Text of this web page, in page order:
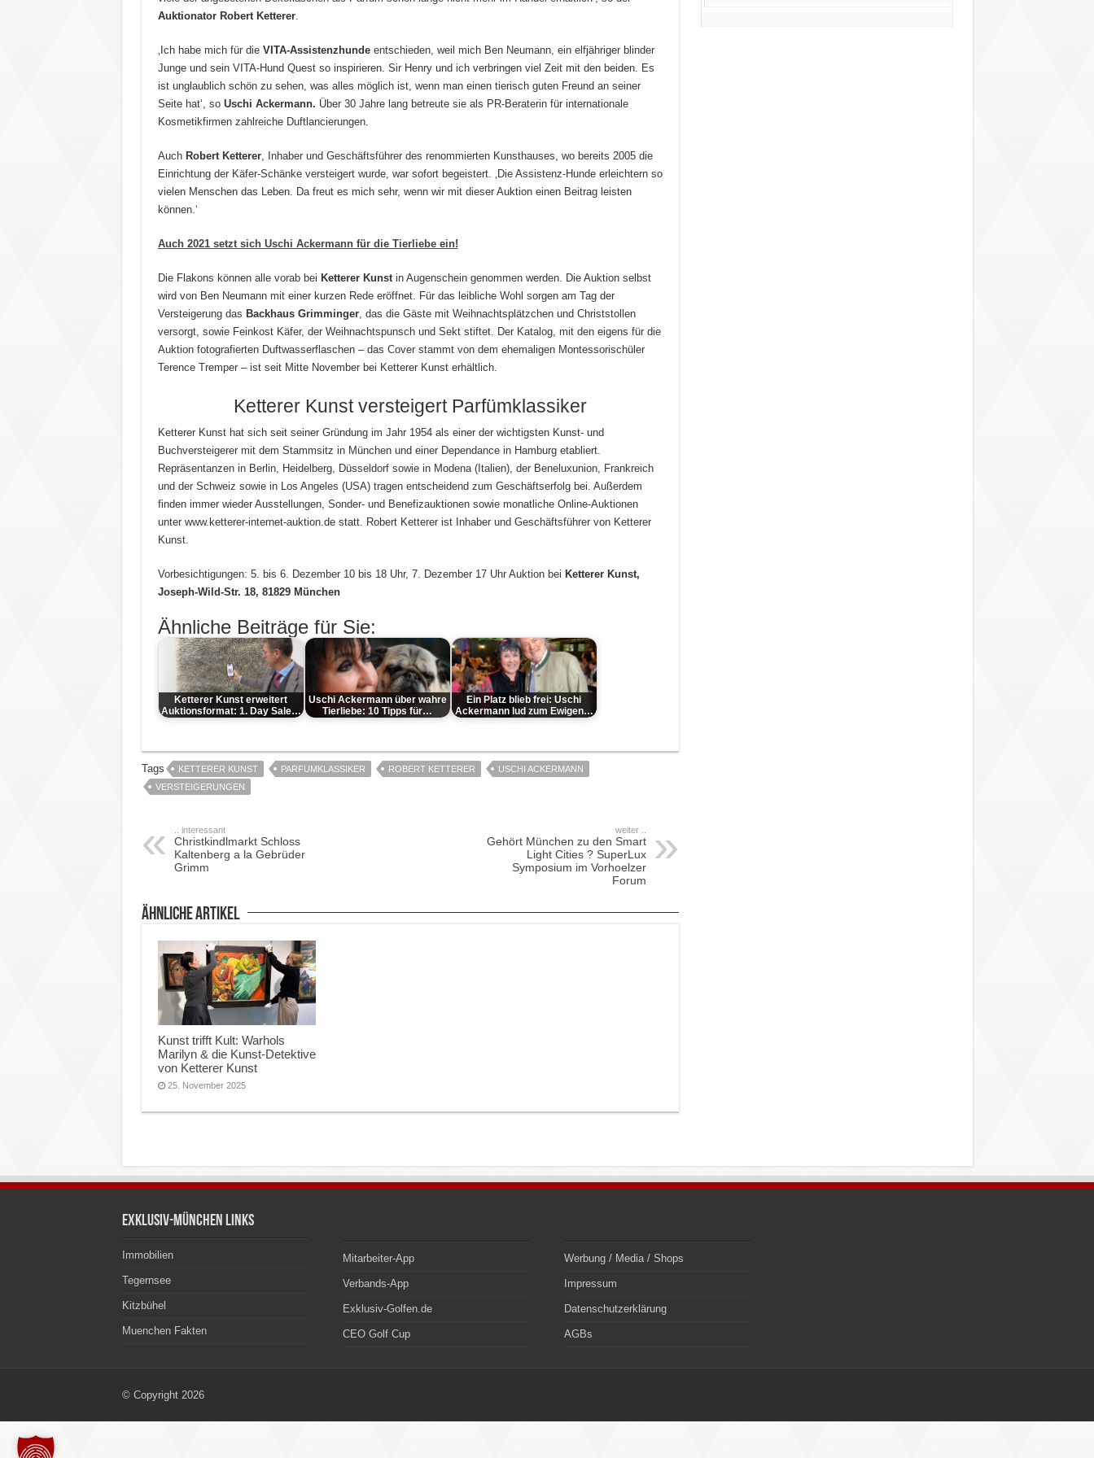
Auktionator Robert Ketterer.
‚Ich habe mich für die VITA-Assistenzhundeentschieden, weil mich Ben Neumann, ein elfjähriger blinder
Junge und sein VITA-Hund Quest so inspirieren. Sir Henry und ich verbringen viel Zeit mit den beiden. Es
ist unglaublich schön zu sehen, was alles möglich ist, wenn man einen tierisch guten Freund an seiner
Seite hat‘, so Uschi Ackermann. Über 30 Jahre lang betreute sie als PR-Beraterin für internationale
Kosmetikfirmen zahlreiche Duftlancierungen.
Auch Robert Ketterer, Inhaber und Geschäftsführer des renommierten Kunsthauses, wo bereits 2005 die
Einrichtung der Käfer-Schänke versteigert wurde, war sofort begeistert. ‚Die Assistenz-Hunde erleichtern so
vielen Menschen das Leben. Da freut es mich sehr, wenn wir mit dieser Auktion einen Beitrag leisten
können.‘
Auch 2021 setzt sich Uschi Ackermann für die Tierliebe ein!
Die Flakons können alle vorab bei Ketterer Kunstin Augenschein genommen werden. Die Auktion selbst
wird von Ben Neumann mit einer kurzen Rede eröffnet. Für das leibliche Wohl sorgen am Tag der
Versteigerung das Backhaus Grimminger, das die Gäste mit Weihnachtsplätzchen und Christstollen
versorgt, sowie Feinkost Käfer, der Weihnachtspunsch und Sekt stiftet. Der Katalog, mit den eigens für die
Auktion fotografierten Duftwasserflaschen – das Cover stammt von dem ehemaligen Montessorischüler
Terence Tremper – ist seit Mitte November bei Ketterer Kunst erhältlich.
Ketterer Kunst versteigert Parfümklassiker
Ketterer Kunst hat sich seit seiner Gründung im Jahr 1954 als einer der wichtigsten Kunst- und
Buchversteigerer mit dem Stammsitz in München und einer Dependance in Hamburg etabliert.
Repräsentanzen in Berlin, Heidelberg, Düsseldorf sowie in Modena (Italien), der Beneluxunion, Frankreich
und der Schweiz sowie in Los Angeles (USA) tragen entscheidend zum Geschäftserfolg bei. Außerdem
finden immer wieder Ausstellungen, Sonder- und Benefizauktionen sowie monatliche Online-Auktionen
unter www.ketterer-internet-auktion.de statt. Robert Ketterer ist Inhaber und Geschäftsführer von Ketterer
Kunst.
Vorbesichtigungen: 5. bis 6. Dezember 10 bis 18 Uhr, 7. Dezember 17 Uhr Auktion bei Ketterer Kunst,
Joseph-Wild-Str. 18, 81829 München
Ähnliche Beiträge für Sie:
Ketterer Kunst erweitert
Auktionsformat: 1. Day Sale…
Uschi Ackermann über wahre
Tierliebe: 10 Tipps für…
Ein Platz blieb frei: Uschi
Ackermann lud zum Ewigen…
Tags KETTERER KUNST PARFUMKLASSIKER ROBERT KETTERER
USCHI ACKERMANN
VERSTEIGERUNGEN
.. interessant
Christkindlmarkt Schloss
Kaltenberg a la Gebrüder
Grimm
weiter ..
Gehört München zu den Smart
Light Cities ? SuperLux
Symposium im Vorhoelzer
Forum
ähnliche Artikel
Kunst trifft Kult: Warhols
Marilyn & die Kunst-Detektive
von Ketterer Kunst
25. November 2025
Exklusiv-München Links
Immobilien
Tegernsee
Kitzbühel
Muenchen Fakten
Mitarbeiter-App
Verbands-App
Exklusiv-Golfen.de
CEO Golf Cup
Werbung / Media / Shops
Impressum
Datenschutzerklärung
AGBs
© Copyright 2026